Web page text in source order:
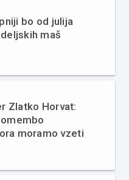
bo od julija
maš
Zlatko Horvat:
moramo vzeti